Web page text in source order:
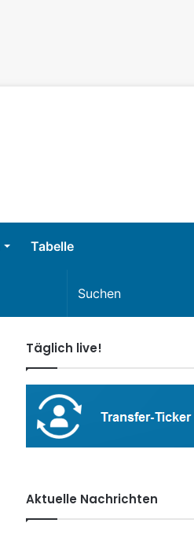
Tabelle
Täglich live!
Aktuelle Nachrichten